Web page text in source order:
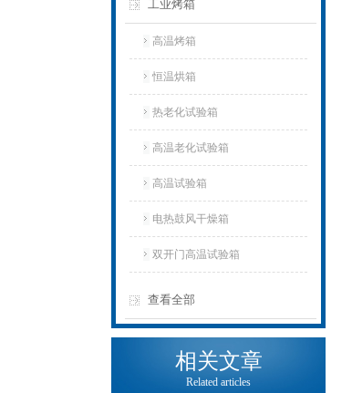
工业烤箱
高温烤箱
恒温烘箱
热老化试验箱
高温老化试验箱
高温试验箱
电热鼓风干燥箱
双开门高温试验箱
查看全部
相关文章
Related articles